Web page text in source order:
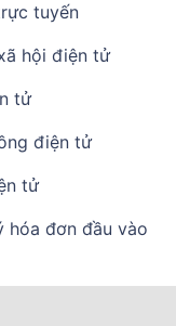
tuyến
hội điện tử
tử
điện tử
tử
hóa đơn đầu vào